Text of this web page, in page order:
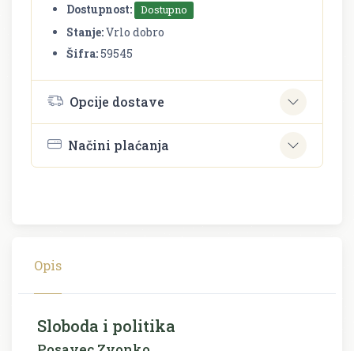
Dostupnost:
Dostupno
Stanje:Vrlo dobro
Šifra:59545
Opcije dostave
Načini plaćanja
Opis
Sloboda i politika